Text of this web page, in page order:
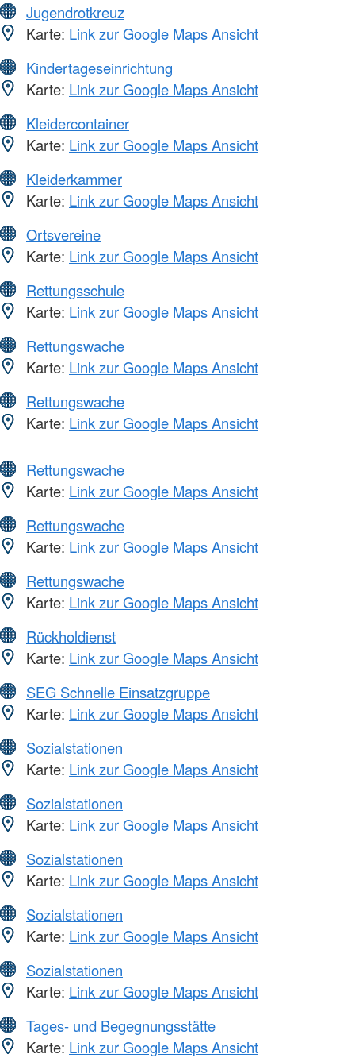
Jugendrotkreuz
Karte: Link zur Google Maps Ansicht
Kindertageseinrichtung
Karte: Link zur Google Maps Ansicht
Kleidercontainer
Karte: Link zur Google Maps Ansicht
Kleiderkammer
Karte: Link zur Google Maps Ansicht
Ortsvereine
Karte: Link zur Google Maps Ansicht
Rettungsschule
Karte: Link zur Google Maps Ansicht
Rettungswache
Karte: Link zur Google Maps Ansicht
Rettungswache
Karte: Link zur Google Maps Ansicht
Rettungswache
Karte: Link zur Google Maps Ansicht
Rettungswache
Karte: Link zur Google Maps Ansicht
Rettungswache
Karte: Link zur Google Maps Ansicht
Rückholdienst
Karte: Link zur Google Maps Ansicht
SEG Schnelle Einsatzgruppe
Karte: Link zur Google Maps Ansicht
Sozialstationen
Karte: Link zur Google Maps Ansicht
Sozialstationen
Karte: Link zur Google Maps Ansicht
Sozialstationen
Karte: Link zur Google Maps Ansicht
Sozialstationen
Karte: Link zur Google Maps Ansicht
Sozialstationen
Karte: Link zur Google Maps Ansicht
Tages- und Begegnungsstätte
Karte: Link zur Google Maps Ansicht